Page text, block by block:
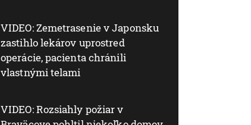
VIDEO: Zemetrasenie v Japonsku
zastihlo lekárov uprostred
operácie, pacienta chránili
vlastnými telami
VIDEO: Rozsiahly požiar v